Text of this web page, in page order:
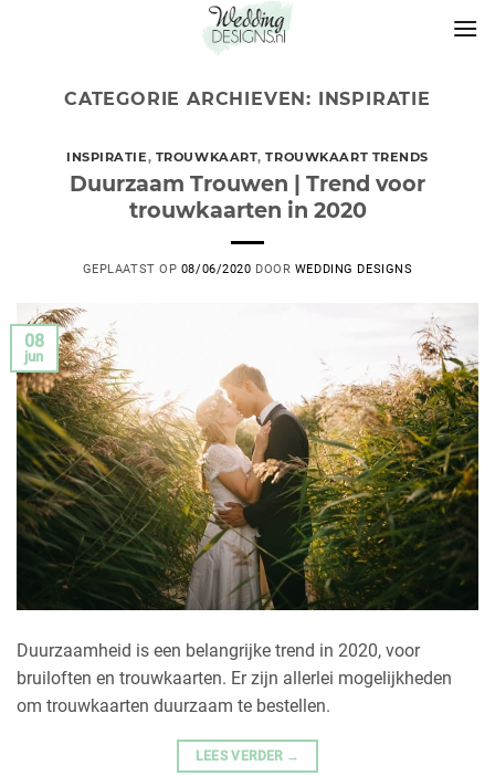
CATEGORIE ARCHIEVEN: INSPIRATIE
INSPIRATIE, TROUWKAART,TROUWKAART TRENDS
Duurzaam Trouwen | Trend voor
trouwkaarten in 2020
GEPLAATST OP 08/06/2020 DOOR WEDDING DESIGNS
08
jun
Duurzaamheid is een belangrijke trend in 2020, voor
bruiloften en trouwkaarten. Er zijn allerlei mogelijkheden
om trouwkaarten duurzaam te bestellen.
LEES VERDER →